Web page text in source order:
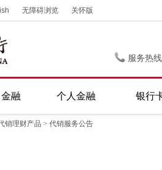
无障碍浏览 关怀版
服务热
融 个人金融 银行
销理财产品 > 代销服务公告